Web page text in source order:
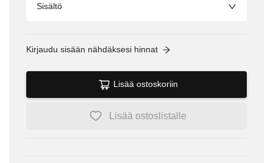
Sisältö
Kirjaudu sisään nähdäksesi hinnat
Lisää ostoskoriin
Lisää ostoslistalle